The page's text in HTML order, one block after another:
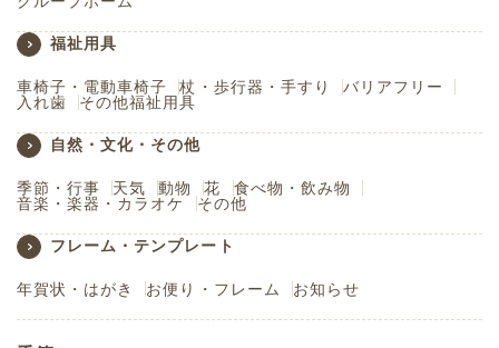
福祉用具
車椅子・電動車椅子 杖・歩行器・手すり
バリアフリー
入れ歯
その他福祉用具
自然・文化・その他
季節・行事 天気 動物 花
食べ物・飲み物
音楽・楽器・カラオケ
その他
フレーム・テンプレート
年賀状・はがき お便り・フレーム お知らせ